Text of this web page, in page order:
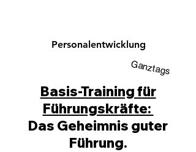
Personalentwicklung
Ganztags
Basis-Training für
Führungskräfte:
Das Geheimnis guter
Führung.